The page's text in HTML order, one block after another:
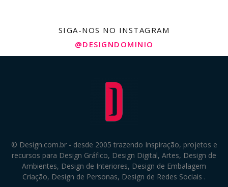
SIGA-NOS NO INSTAGRAM
@DESIGNDOMINIO
© Design.com.br - desde 2005 trazendo Inspiração, projetos e
recursos para Design Gráfico, Design Digital, Artes, Design de
Ambientes, Design de Interiores, Design de Embalagem
Criação, Design de Personas, Design de Redes Sociais .